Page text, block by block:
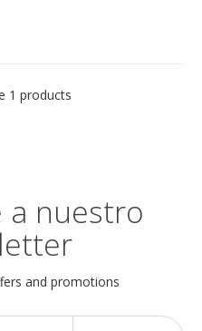
1 products
a nuestro
and promotions